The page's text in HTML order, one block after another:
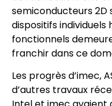
semiconducteurs 2D
dispositifs
fonctionnels
franchir dans ce
Les progrès d’imec,
d’autres travaux